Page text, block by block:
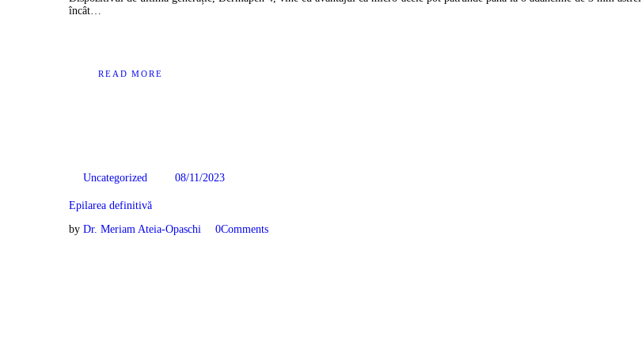
încât…
READ MORE
Uncategorized 08/11/2023
Epilarea definitivă
by Dr. Meriam Ateia-Opaschi 0Comments